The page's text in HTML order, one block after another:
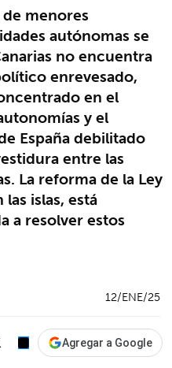
menores
autónomas se
no encuentra
enrevesado,
en el
y el
España debilitado
entre las
La reforma de la Ley
islas, está
a resolver estos
12/ENE/25
Agregar a Google